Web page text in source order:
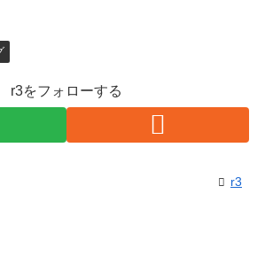
r3をフォローする
r3